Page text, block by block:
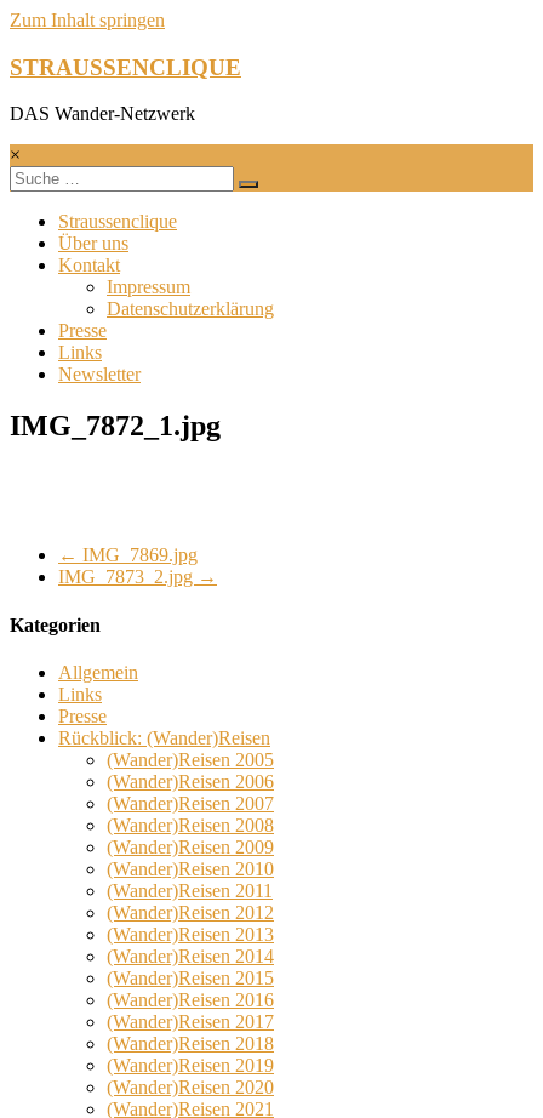
Zum Inhalt springen
STRAUSSENCLIQUE
DAS Wander-Netzwerk
×
Straussenclique
Über uns
Kontakt
Impressum
Datenschutzerklärung
Presse
Links
Newsletter
IMG_7872_1.jpg
← IMG_7869.jpg
IMG_7873_2.jpg →
Kategorien
Allgemein
Links
Presse
Rückblick: (Wander)Reisen
(Wander)Reisen 2005
(Wander)Reisen 2006
(Wander)Reisen 2007
(Wander)Reisen 2008
(Wander)Reisen 2009
(Wander)Reisen 2010
(Wander)Reisen 2011
(Wander)Reisen 2012
(Wander)Reisen 2013
(Wander)Reisen 2014
(Wander)Reisen 2015
(Wander)Reisen 2016
(Wander)Reisen 2017
(Wander)Reisen 2018
(Wander)Reisen 2019
(Wander)Reisen 2020
(Wander)Reisen 2021